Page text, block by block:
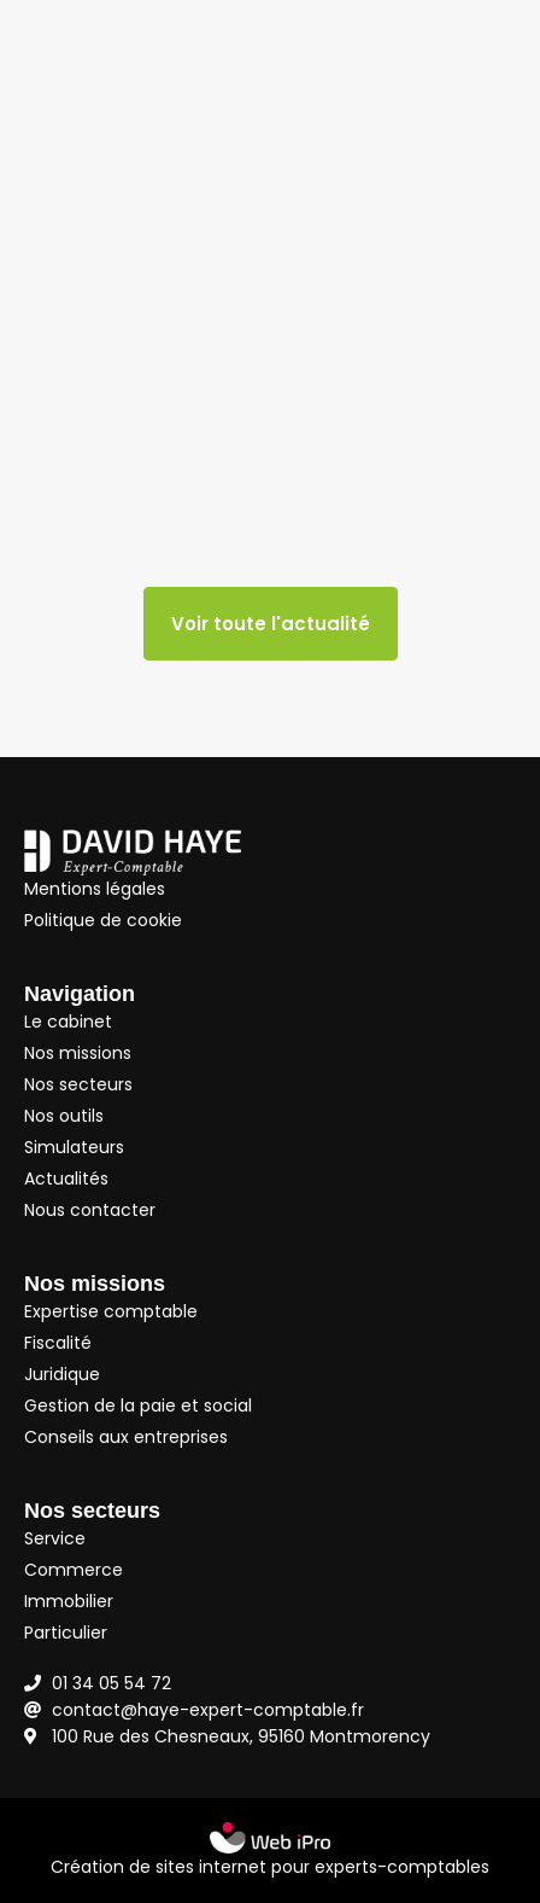
Voir toute l'actualité
Mentions légales
Politique de cookie
Navigation
Le cabinet
Nos missions
Nos secteurs
Nos outils
Simulateurs
Actualités
Nous contacter
Nos missions
Expertise comptable
Fiscalité
Juridique
Gestion de la paie et social
Conseils aux entreprises
Nos secteurs
Service
Commerce
Immobilier
Particulier
01 34 05 54 72
contact@haye-expert-comptable.fr
100 Rue des Chesneaux, 95160 Montmorency
Création de sites internet pour experts-comptables